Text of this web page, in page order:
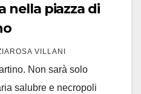
nella piazza di
VILLANI
Non sarà solo
salubre e necropoli